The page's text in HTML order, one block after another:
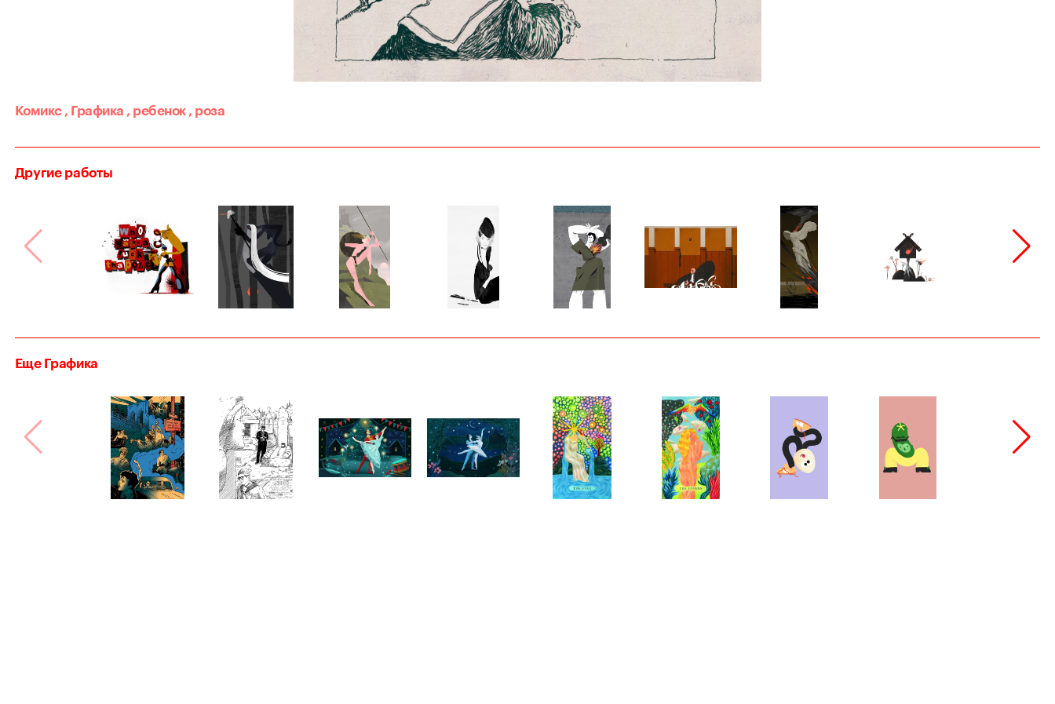
Комикс , Графика , ребенок , роза
Другие работы
Еще Графика